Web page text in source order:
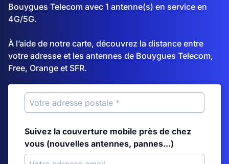
Bouygues Telecom avec 1 antenne(s) en service en
4G/5G.
À l’aide de notre carte, découvrez la distance entre
votre adresse et les antennes de Bouygues Telecom,
Free, Orange et SFR.
Suivez la couverture mobile près de chez
vous (nouvelles antennes, pannes...)